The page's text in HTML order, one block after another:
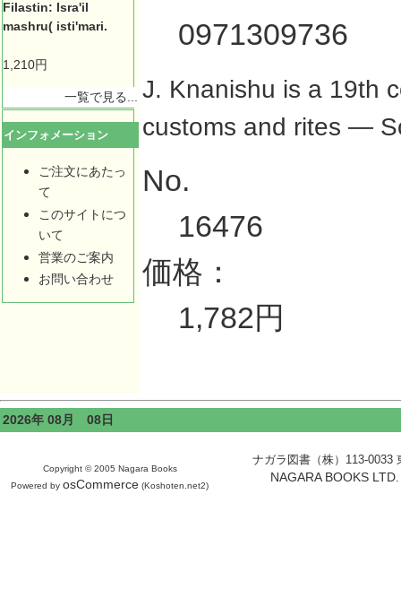
Filastin: Isra'il
mashru( isti'mari.
1,210円
一覧で見る...
インフォメーション
ご注文にあたっ
て
このサイトにつ
いて
営業のご案内
お問い合わせ
0971309736
J. Knanishu is a 19th
customs and rites —
No.
16476
価格：
1,782円
2026年 08月 08日
Copyright © 2005 Nagara Books
Powered by osCommerce (Koshoten.net2)
ナガラ図書（株）113-
NAGARA BOOKS